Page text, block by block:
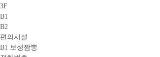
3F
B1
B2
편의시설
B1 보성짬뽕